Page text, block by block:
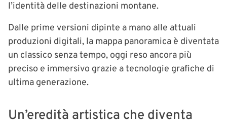
l’identità delle destinazioni montane.
Dalle prime versioni dipinte a mano alle attuali
produzioni digitali, la mappa panoramica è diventata
un classico senza tempo, oggi reso ancora più
preciso e immersivo grazie a tecnologie grafiche di
ultima generazione.
Un’eredità artistica che diventa